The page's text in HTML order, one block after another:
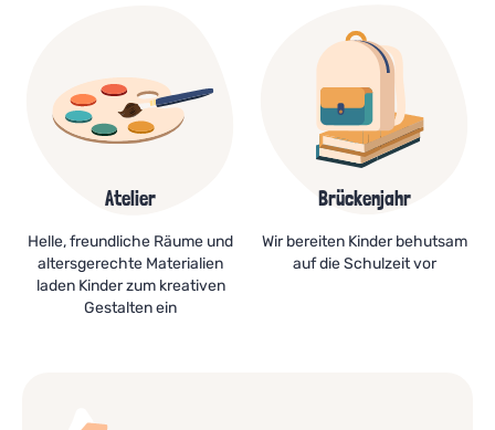
Atelier
Helle, freundliche Räume und
altersgerechte Materialien
laden Kinder zum kreativen
Gestalten ein
Brückenjahr
Wir bereiten Kinder behutsam
auf die Schulzeit vor